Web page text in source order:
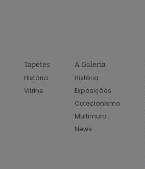
Tapetes
História
Vitrine
A Galeria
História
Exposições
Colecionismo
Multimuro
News